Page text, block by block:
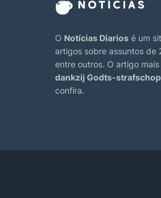
O Notícias Diarios é um
artigos sobre assuntos de
entre outros. O artigo
dankzij Godts-strafschop
confira.